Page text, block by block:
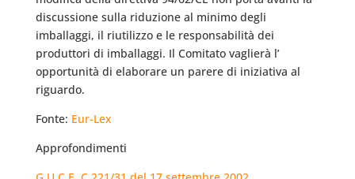
discussione sulla riduzione al minimo degli
imballaggi, il riutilizzo e le responsabilità dei
produttori di imballaggi. Il Comitato vaglierà l’
opportunità di elaborare un parere di iniziativa al
riguardo.
Fonte: Eur-Lex
Approfondimenti